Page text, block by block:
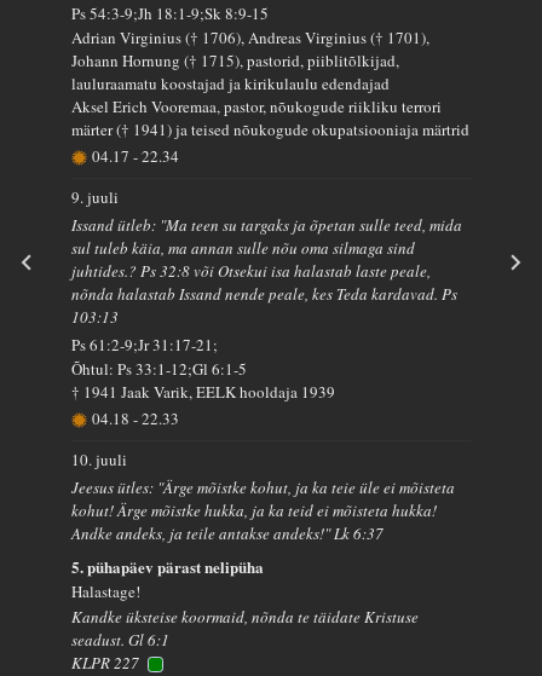
Ps 54:3-9;Jh 18:1-9;Sk 8:9-15
Adrian Virginius († 1706), Andreas Virginius († 1701),
Johann Hornung († 1715), pastorid, piiblitõlkijad,
lauluraamatu koostajad ja kirikulaulu edendajad
Aksel Erich Vooremaa, pastor, nõukogude riikliku terrori
märter († 1941) ja teised nõukogude okupatsiooniaja märtrid
04.17-22.34
9. juuli
Issand ütleb: "Ma teen su targaks ja õpetan sulle teed, mida
sul tuleb käia, ma annan sulle nõu oma silmaga sind
juhtides.? Ps 32:8 või Otsekui isa halastab laste peale,
nõnda halastab Issand nende peale, kes Teda kardavad. Ps
103:13
Ps 61:2-9;Jr 31:17-21;
Õhtul: Ps 33:1-12;Gl 6:1-5
† 1941 Jaak Varik, EELK hooldaja 1939
04.18-22.33
10. juuli
Jeesus ütles: "Ärge mõistke kohut, ja ka teie üle ei mõisteta
kohut! Ärge mõistke hukka, ja ka teid ei mõisteta hukka!
Andke andeks, ja teile antakse andeks!" Lk 6:37
5. pühapäev pärast nelipüha
Halastage!
Kandke üksteise koormaid, nõnda te täidate Kristuse
seadust. Gl 6:1
KLPR 227